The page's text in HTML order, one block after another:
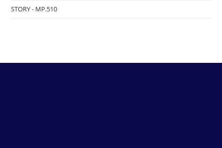
STORY - MP.510